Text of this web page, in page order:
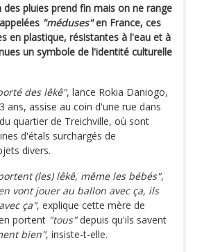
des pluies prend fin mais on ne range
"méduses"en France, ces
en plastique, résistantes à l'eau et à
un symbole de l'identité culturelle
des lêkê", lance Rokia Daniogo,
ans, assise au coin d'une rue dans
quartier de Treichville, où sont
d'étals surchargés de
divers.
(les) lêkê, même les bébés",
vont jouer au ballon avec ça, ils
ça", explique cette mère de
portent "tous"depuis qu'ils savent
bien", insiste-t-elle.